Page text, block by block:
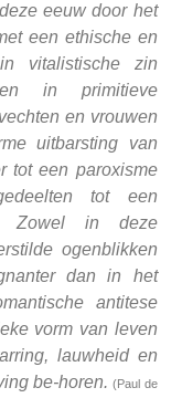
eeuw door het
een ethische en
vitalistische zin
in primitieve
en vrouwen
uitbarsting van
tot een paroxisme
tot een
Zowel in deze
ogenblikken
dan in het
antitese
vorm van leven
lauwheid en
be-horen. (Paul de